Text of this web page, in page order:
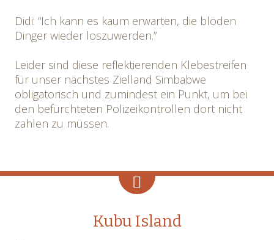
Didi: “Ich kann es kaum erwarten, die blöden
Dinger wieder loszuwerden.”
Leider sind diese reflektierenden Klebestreifen
für unser nächstes Zielland Simbabwe
obligatorisch und zumindest ein Punkt, um bei
den befürchteten Polizeikontrollen dort nicht
zahlen zu müssen.
Kubu Island